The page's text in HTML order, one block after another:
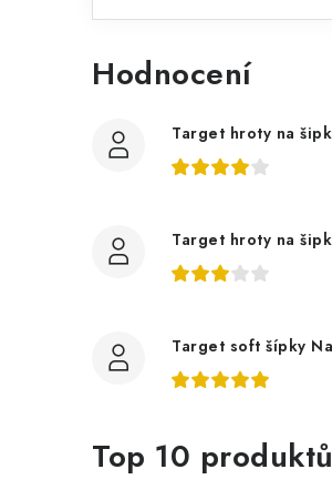
Hodnocení
Top 10 produktů